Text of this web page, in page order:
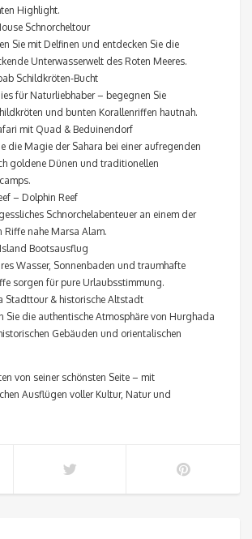
Highlight.
Schnorcheltour
Sie mit Delfinen und entdecken Sie die
Unterwasserwelt des Roten Meeres.
Schildkröten-Bucht
für Naturliebhaber – begegnen Sie
und bunten Korallenriffen hautnah.
mit Quad & Beduinendorf
die Magie der Sahara bei einer aufregenden
goldene Dünen und traditionellen
– Dolphin Reef
Schnorchelabenteuer an einem der
Riffe nahe Marsa Alam.
Bootsausflug
Wasser, Sonnenbaden und traumhafte
sorgen für pure Urlaubsstimmung.
Stadttour & historische Altstadt
Sie die authentische Atmosphäre von Hurghada
Gebäuden und orientalischen
von seiner schönsten Seite – mit
Ausflügen voller Kultur, Natur und